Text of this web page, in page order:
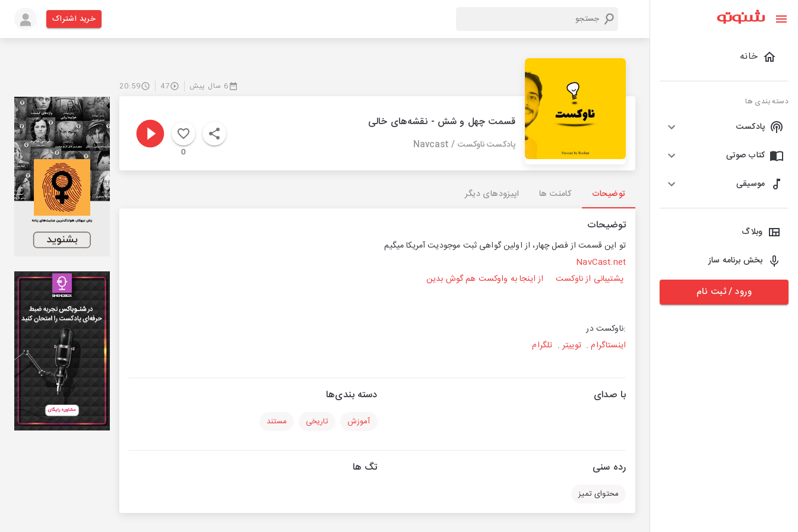
خانه
دسته بندی ها
پادکست
کتاب صوتی
موسیقی
وبلاگ
بخش برنامه ساز
ورود / ثبت نام
خرید اشتراک
6 سال پیش 47
20:59
قسمت چهل و شش - نقشه‌های خالی
پادکست ناوکست / Navcast
0
توضیحات کامنت ها اپیزودهای دیگر
توضیحات
تو این قسمت از فصل چهار، از اولین گواهی ثبت موجودیت آمریکا میگیم
NavCast.net
پشتیبانی از ناوکست
از اینجا به واوکست هم گوش بدین
:ناوکست در
اینستاگرام.توییتر. تلگرام
با صدای دسته بندی‌ها
آموزش تاریخی مستند
رده سنی
محتوای تمیز
تگ ها